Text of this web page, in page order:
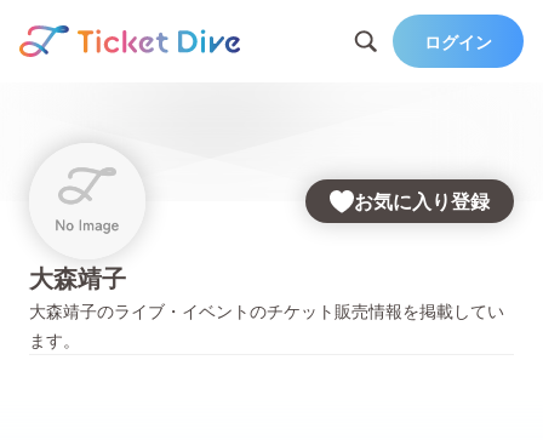
ログイン
お気に入り登録
大森靖子
大森靖子のライブ・イベントのチケット販売情報を掲載してい
ます。